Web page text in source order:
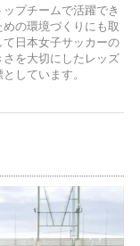
プチームで活躍でき
の環境づくりにも取
日本女子サッカーの
を大切にしたレッズ
しています。